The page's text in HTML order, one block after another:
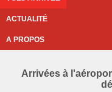
ACTUALITÉ
A PROPOS
Arrivées à